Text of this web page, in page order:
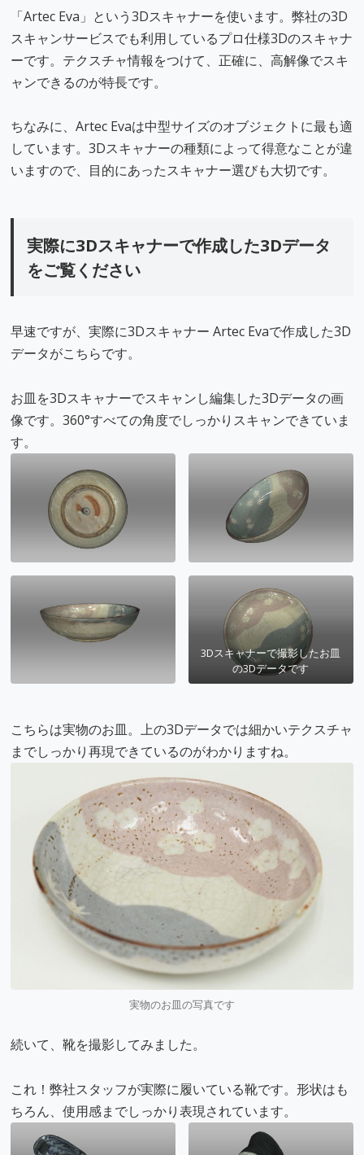
「Artec Eva」という3Dスキャナーを使います。弊社の3D
スキャンサービスでも利用しているプロ仕様3Dのスキャナ
ーです。テクスチャ情報をつけて、正確に、高解像でスキ
ャンできるのが特長です。
ちなみに、Artec Evaは中型サイズのオブジェクトに最も適
しています。3Dスキャナーの種類によって得意なことが違
いますので、目的にあったスキャナー選びも大切です。
実際に3Dスキャナーで作成した3Dデータ
をご覧ください
早速ですが、実際に3Dスキャナー Artec Evaで作成した3D
データがこちらです。
お皿を3Dスキャナーでスキャンし編集した3Dデータの画
像です。360°すべての角度でしっかりスキャンできていま
す。
3Dスキャナーで撮影したお皿
の3Dデータです
こちらは実物のお皿。上の3Dデータでは細かいテクスチャ
までしっかり再現できているのがわかりますね。
実物のお皿の写真です
続いて、靴を撮影してみました。
これ！弊社スタッフが実際に履いている靴です。形状はも
ちろん、使用感までしっかり表現されています。